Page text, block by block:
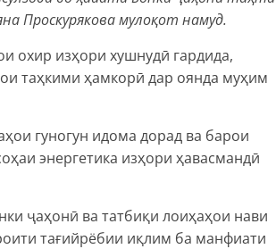
Проскурякова мулоқот намуд.
охир изҳори хушнудӣ гардида,
таҳкими ҳамкорӣ дар оянда муҳим
гуногун идома дорад ва барои
энергетика изҳори ҳавасмандӣ
ҷаҳонӣ ва татбиқи лоиҳаҳои нави
тағийрёбии иқлим ба манфиати